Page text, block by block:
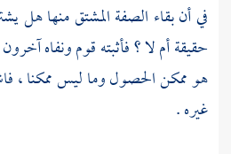
في أن بقاء الصفة المشتق منها هل
حقيقة أم لا ؟ فأثبته قوم ونفاه
هو ممكن الحصول وما ليس ممكنا ،
غيره .